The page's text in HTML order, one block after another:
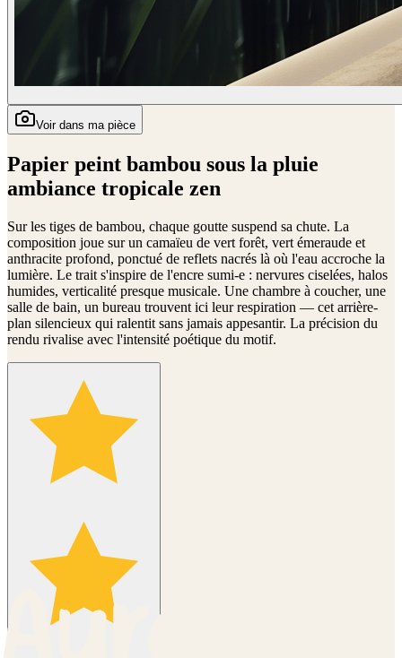
Voir dans ma pièce
Papier peint bambou sous la pluie
ambiance tropicale zen
Sur les tiges de bambou, chaque goutte suspend sa chute. La
composition joue sur un camaïeu de vert forêt, vert émeraude et
anthracite profond, ponctué de reflets nacrés là où l'eau accroche la
lumière. Le trait s'inspire de l'encre sumi-e : nervures ciselées, halos
humides, verticalité presque musicale. Une chambre à coucher, une
salle de bain, un bureau trouvent ici leur respiration — cet arrière-
plan silencieux qui ralentit sans jamais appesantir. La précision du
rendu rivalise avec l'intensité poétique du motif.